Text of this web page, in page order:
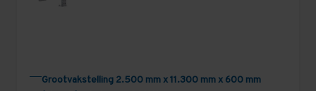
Grootvakstelling 2.500 mm x 11.300 mm x 600 mm